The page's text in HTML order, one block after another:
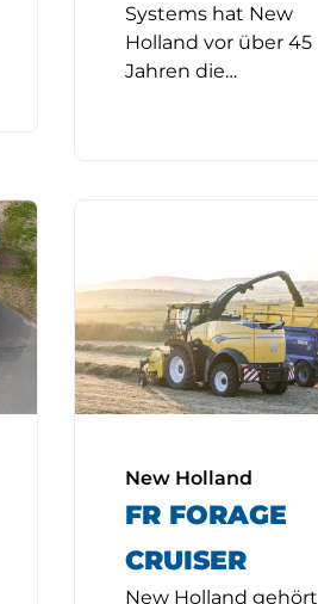
Systems hat New
Holland vor über 45
Jahren die…
New Holland
FR FORAGE
CRUISER
New Holland gehört